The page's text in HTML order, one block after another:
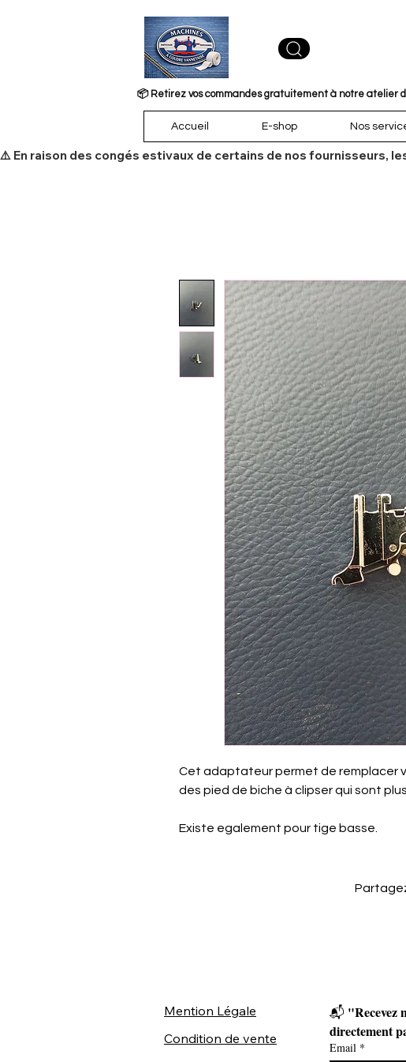
📦 Retirez vos commandes gratuitement à notre atelier
Accueil E-shop Nos
​⚠️ En raison des congés estivaux de certains de nos fournisseurs,
Cet adaptateur permet de remplacer
des pied de biche à clipser qui sont
Existe egalement pour tige basse.
Mention Légale
Condition de vente
📬 "Recevez
directement
Email *